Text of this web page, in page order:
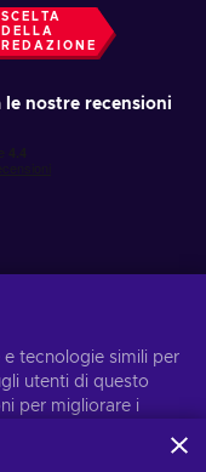
SCELTA
DELLA
REDAZIONE
le nostre recensioni
Iscriviti
Visital'informativa
e tecnologie simili per
utenti di questo
per migliorare i
per personalizzare